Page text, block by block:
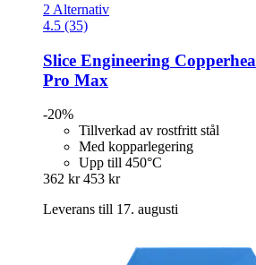
2 Alternativ
4.5 (35)
Slice Engineering
Pro Max
-20%
Tillverkad av rostfritt stål
Med kopparlegering
Upp till 450°C
362 kr 453 kr
Leverans till 17. augusti